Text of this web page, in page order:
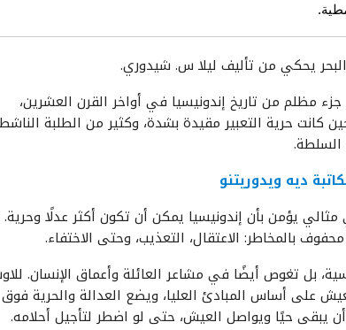
البحر يحكي من تأليف ليلا س. شيدوري.
مظلم من تاريخ إندونيسيا في أواخر القرن العشرين،
خلال فترة “النظام الجديد” (1966–1998)، حين كانت حرية التعبير مقيدة بشدة، وكثير من الطلبة
ديه ويدوريتنو
يؤمن بأن إندونيسيا يمكن أن تكون أكثر عدلًا
بالمخاطر: الاعتقال، التعذيب، وحتى الاختفاء.
بل تغوص أيضًا في مشاعر العائلة وأعماق الإنسان.
على أساس المبادئ العليا، ويضع العدالة والحرية فوق
يبقى حيًا ويواصل العيش، حتى لو اضطر لتأجيل أحلامه.